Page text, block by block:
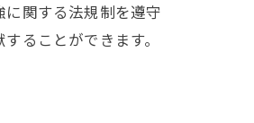
関する法規制を遵守
ることができます。